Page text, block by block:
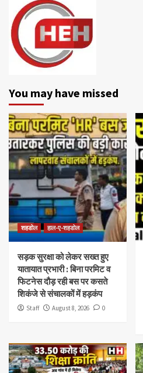
You may have missed
शहडोल हाल-ए-शहडोल
सड़क सुरक्षा को लेकर सख्त हुए
यातायात प्रभारी : बिना परमिट व
फिटनेस दौड़ रही बस पर कसते
शिकंजे से संचालकों में हड़कंप
Staff August 8, 2026 0